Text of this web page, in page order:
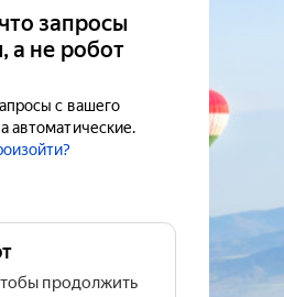
запросы
а не робот
с вашего
автоматические.
продолжить